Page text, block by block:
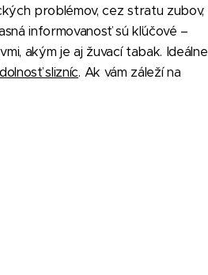
problémov, cez stratu zubov,
informovanosť sú kľúčové –
akým je aj žuvací tabak. Ideálne
slizníc. Ak vám záleží na